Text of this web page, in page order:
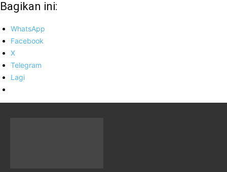
Bagikan ini:
WhatsApp
Facebook
X
Telegram
Lagi